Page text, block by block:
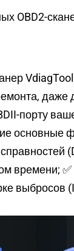
OBD2-
порту
основные
времени; ✅